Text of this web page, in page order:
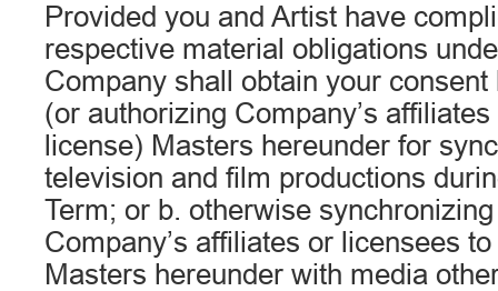
Provided you and Artist have
respective material obligations
Company shall obtain your
(or authorizing Company’s
license) Masters hereunder for
television and film productions
Term; or b. otherwise
Company’s affiliates or licensees
Masters hereunder with media